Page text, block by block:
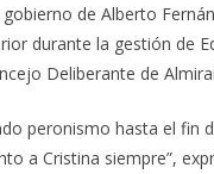
de Alberto
durante la gestión de
Deliberante de
peronismo hasta el fin
a Cristina siempre”,